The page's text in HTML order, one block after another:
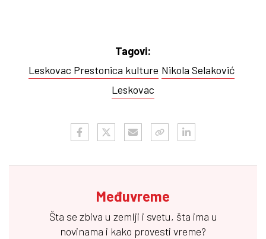
Tagovi:
Leskovac Prestonica kulture Nikola Selaković
Leskovac
Međuvreme
Šta se zbiva u zemlji i svetu, šta ima u
novinama i kako provesti vreme?